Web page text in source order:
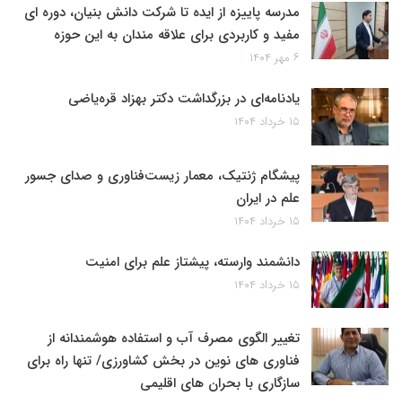
مدرسه پاییزه از ایده تا شرکت دانش بنیان، دوره ای
مفید و کاربردی برای علاقه مندان به این حوزه
۶ مهر ۱۴۰۴
یادنامه‌ای در بزرگداشت دکتر بهزاد قره‌یاضی
۱۵ خرداد ۱۴۰۴
پیشگام ژنتیک، معمار زیست‌فناوری و صدای جسور
علم در ایران
۱۵ خرداد ۱۴۰۴
دانشمند وارسته، پیشتاز علم برای امنیت
۱۵ خرداد ۱۴۰۴
تغییر الگوی مصرف آب و استفاده هوشمندانه از
فناوری های نوین در بخش کشاورزی/ تنها راه برای
سازگاری با بحران های اقلیمی